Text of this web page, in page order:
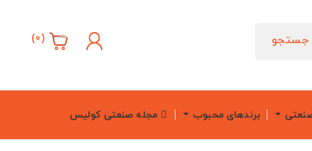
جستجو (
0
)
برندهای محبوب مجله صنعتی کولیس